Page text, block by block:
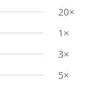
20×
1×
3×
5×